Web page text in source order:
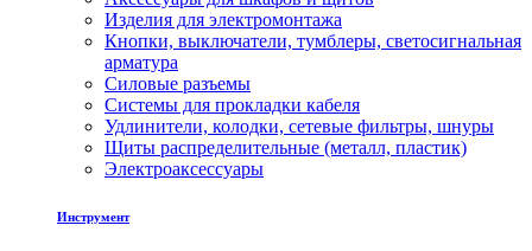
Изделия для электромонтажа
Кнопки, выключатели, тумблеры, светосигнальная
арматура
Силовые разъемы
Системы для прокладки кабеля
Удлинители, колодки, сетевые фильтры, шнуры
Щиты распределительные (металл, пластик)
Электроаксессуары
Инструмент